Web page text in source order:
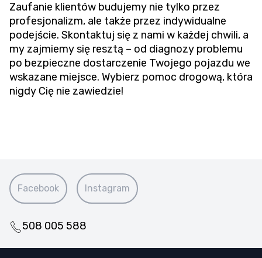
Zaufanie klientów budujemy nie tylko przez
profesjonalizm, ale także przez indywidualne
podejście. Skontaktuj się z nami w każdej chwili, a
my zajmiemy się resztą – od diagnozy problemu
po bezpieczne dostarczenie Twojego pojazdu we
wskazane miejsce. Wybierz pomoc drogową, która
nigdy Cię nie zawiedzie!
Facebook Instagram
508 005 588